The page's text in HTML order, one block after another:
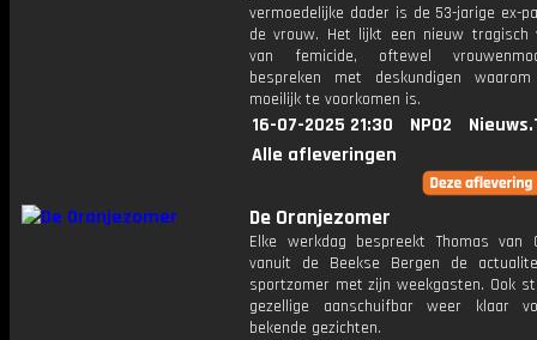
vermoedelijke dader is de 53-jarige ex-
de vrouw. Het lijkt een nieuw tragisch
van femicide, oftewel
bespreken met deskundigen
moeilijk te voorkomen is.
16-07-2025 21:30 NPO2
Alle afleveringen
De Oranjezomer
Elke werkdag bespreekt Thomas van
vanuit de Beekse Bergen de
sportzomer met zijn weekgasten. Ook
gezellige aanschuifbar weer klaar
bekende gezichten.